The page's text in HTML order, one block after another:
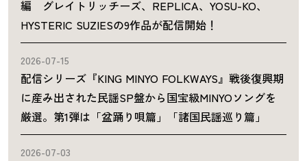
編 グレイトリッチーズ、REPLICA、YOSU-KO、
HYSTERIC SUZIESの9作品が配信開始！
2026-07-15
配信シリーズ『KING MINYO FOLKWAYS』戦後復興期
に産み出された民謡SP盤から国宝級MINYOソングを
厳選。第1弾は「盆踊り唄篇」「諸国民謡巡り篇」
2026-07-03